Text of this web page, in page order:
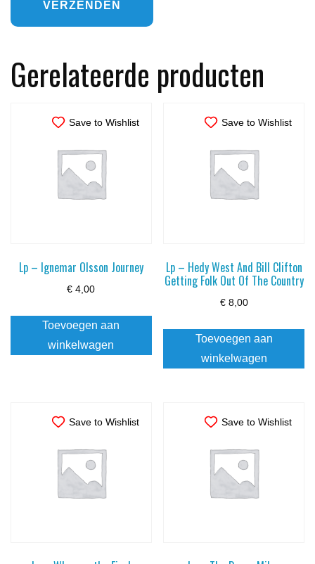
Gerelateerde producten
Save to Wishlist
Lp – Ignemar Olsson Journey
€ 4,00
Toevoegen aan
winkelwagen
Save to Wishlist
Lp – Hedy West And Bill Clifton
Getting Folk Out Of The Country
€8,00
Toevoegen aan
winkelwagen
Save to Wishlist Save to Wishlist